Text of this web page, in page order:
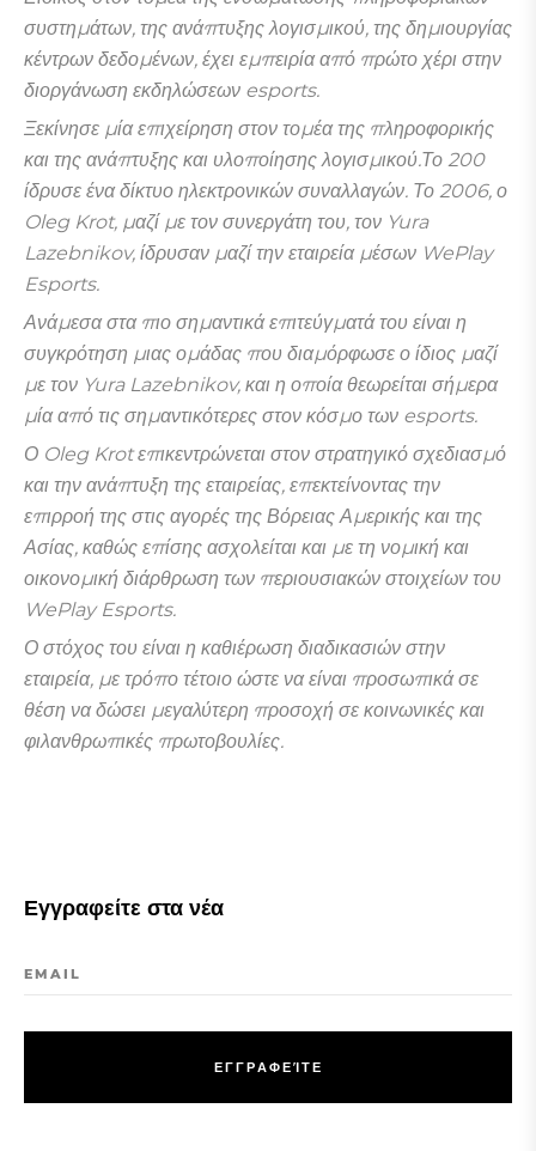
συστημάτων, της ανάπτυξης λογισμικού, της δημιουργίας
κέντρων δεδομένων, έχει εμπειρία από πρώτο χέρι στην
διοργάνωση εκδηλώσεων esports.
Ξεκίνησε μία επιχείρηση στον τομέα της πληροφορικής
και της ανάπτυξης και υλοποίησης λογισμικού.Το 200
ίδρυσε ένα δίκτυο ηλεκτρονικών συναλλαγών. Το 2006, ο
Oleg Krot, μαζί με τον συνεργάτη του, τον Yura
Lazebnikov, ίδρυσαν μαζί την εταιρεία μέσων WePlay
Esports.
Ανάμεσα στα πιο σημαντικά επιτεύγματά του είναι η
συγκρότηση μιας ομάδας που διαμόρφωσε ο ίδιος μαζί
με τον Yura Lazebnikov, και η οποία θεωρείται σήμερα
μία από τις σημαντικότερες στον κόσμο των esports.
Ο Oleg Krot επικεντρώνεται στον στρατηγικό σχεδιασμό
και την ανάπτυξη της εταιρείας, επεκτείνοντας την
επιρροή της στις αγορές της Βόρειας Αμερικής και της
Ασίας, καθώς επίσης ασχολείται και με τη νομική και
οικονομική διάρθρωση των περιουσιακών στοιχείων του
WePlay Esports.
Ο στόχος του είναι η καθιέρωση διαδικασιών στην
εταιρεία, με τρόπο τέτοιο ώστε να είναι προσωπικά σε
θέση να δώσει μεγαλύτερη προσοχή σε κοινωνικές και
φιλανθρωπικές πρωτοβουλίες.
Εγγραφείτε στα νέα
EMAIL
ΕΓΓΡΑΦΕΊΤΕ